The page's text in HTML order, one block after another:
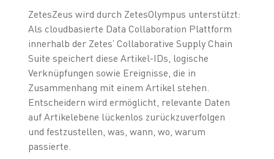
ZetesZeus wird durch ZetesOlympus unterstützt:
Als cloudbasierte Data Collaboration Plattform
innerhalb der Zetes’ Collaborative Supply Chain
Suite speichert diese Artikel-IDs, logische
Verknüpfungen sowie Ereignisse, die in
Zusammenhang mit einem Artikel stehen.
Entscheidern wird ermöglicht, relevante Daten
auf Artikelebene lückenlos zurückzuverfolgen
und festzustellen, was, wann, wo, warum
passierte.